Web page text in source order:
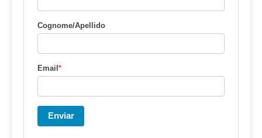
Cognome/Apellido
Email*
Enviar